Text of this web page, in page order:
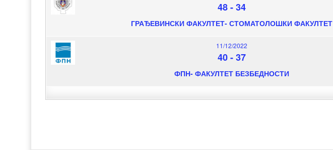
48-34
ГРАЂЕВИНСКИ ФАКУЛТЕТ- СТОМАТОЛОШКИ ФАКУЛТЕТ
11/12/2022
40-37
ФПН- ФАКУЛТЕТ БЕЗБЕДНОСТИ